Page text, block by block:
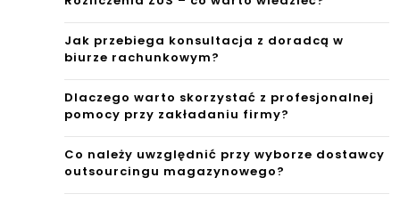
Jak przebiega konsultacja z doradcą w
biurze rachunkowym?
Dlaczego warto skorzystać z profesjonalnej
pomocy przy zakładaniu firmy?
Co należy uwzględnić przy wyborze dostawcy
outsourcingu magazynowego?